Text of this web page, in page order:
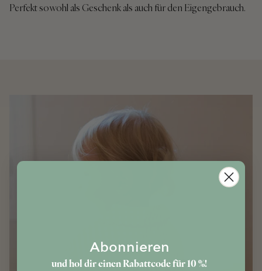
Perfekt sowohl als Geschenk als auch für den Eigengebrauch.
Abonnieren
und hol dir einen Rabattcode für 10 %!